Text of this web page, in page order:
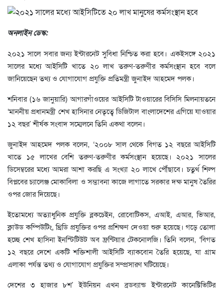
অনলাইন ডেস্ক:
২০২১ সালে সবার জন্য ইন্টারনেট সুবিধা নিশ্চিত করা হবে। একইসঙ্গে ২০২১
সালের মধ্যে আইসিটি খাতে ২০ লাখ তরুণ-তরুণীর কর্মসংস্থান হবে বলে
জানিয়েছেন তথ্য ও যোগাযোগ প্রযুক্তি প্রতিমন্ত্রী জুনাইদ আহমেদ পলক।
শনিবার (১৬ জানুয়ারি) আগারগাঁওয়ের আইসিটি টাওয়ারের বিসিসি মিলনায়তনে
‘মাননীয় প্রধানমন্ত্রী শেখ হাসিনার নেতৃত্বে ডিজিটাল বাংলাদেশের এগিয়ে যাওয়ার
১২ বছর’ শীর্ষক সংবাদ সম্মেলনে তিনি একথা বলেন।
জুনাইদ আহমেদ পলক বলেন, ‘২০০৮ সাল থেকে বিগত ১২ বছরে আইসিটি
খাতে ১৫ লাখের বেশি তরুণ-তরুণীর কর্মসংস্থান হয়েছে। ২০২১ সালের
ডিসেম্বরের মধ্যে আমরা আশা করছি এ সংখ্যা ২০ লাখে পৌঁছাবে। চতুর্থ শিল্প
বিপ্লবের চ্যালেঞ্জ মোকাবিলা ও সম্ভাবনা কাজে লাগাতে সরকার দক্ষ মানুষ তৈরির
ওপর জোর দিয়েছে।
ইতোমধ্যে অত্যাধুনিক প্রযুক্তি ব্লকচেইন, রোবোটিকস, এআই, এআর, ভিআর,
ক্লাউড কম্পিউটিং, থ্রিডি প্রযুক্তির ওপর প্রশিক্ষণ দেওয়া শুরু হয়েছে। গড়ে তোলা
হচ্ছে শেখ হাসিনা ইনস্টিটিউট অব ফ্রন্টিয়ার টেকনোলজি। তিনি বলেন, ‘বিগত
১২ বছরে দেশে একটি শক্তিশালী আইসিটি ব্যাকবোন তৈরি হয়েছে, যা গ্রাম
এলাকা পর্যন্ত তথ্য ও যোগাযোগ প্রযুক্তির সম্প্রসারণ ঘটিয়েছে।
দেশের ৩ হাজার ৮শ’ ইউনিয়ন এখন ব্রডব্যান্ড ইন্টারনেট কানেক্টিভিটির